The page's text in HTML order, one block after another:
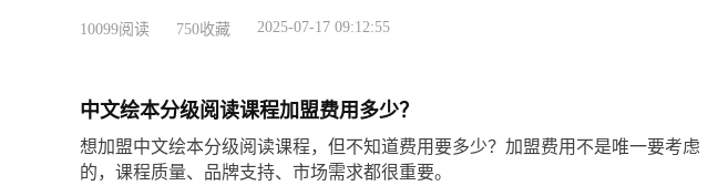
10099阅读 750收藏 2025-07-17 09:12:55
中文绘本分级阅读课程加盟费用多少？
想加盟中文绘本分级阅读课程，但不知道费用要多少？加盟费用不是唯一要考虑
的，课程质量、品牌支持、市场需求都很重要。